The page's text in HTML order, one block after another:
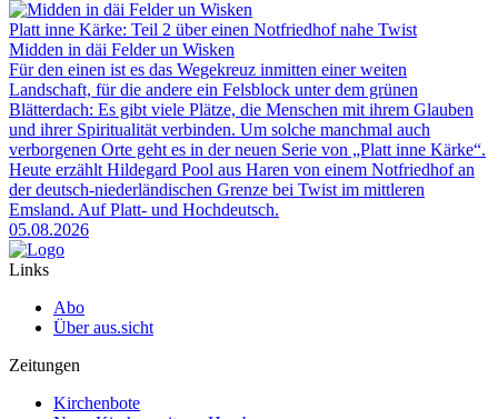
Platt inne Kärke: Teil 2 über einen Notfriedhof nahe Twist
Midden in däi Felder un Wisken
Für den einen ist es das Wegekreuz inmitten einer weiten
Landschaft, für die andere ein Felsblock unter dem grünen
Blätterdach: Es gibt viele Plätze, die Menschen mit ihrem Glauben
und ihrer Spiritualität verbinden. Um solche manchmal auch
verborgenen Orte geht es in der neuen Serie von „Platt inne Kärke“.
Heute erzählt Hildegard Pool aus Haren von einem Notfriedhof an
der deutsch-niederländischen Grenze bei Twist im mittleren
Emsland. Auf Platt- und Hochdeutsch.
05.08.2026
Links
Abo
Über aus.sicht
Zeitungen
Kirchenbote